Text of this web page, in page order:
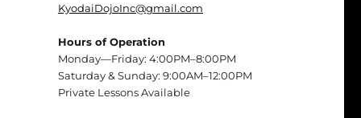
KyodaiDojoInc@gmail.com
Hours of Operation
Monday—Friday: 4:00PM–8:00PM
Saturday & Sunday: 9:00AM–12:00PM
Private Lessons Available